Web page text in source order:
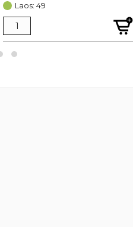
oli:
€ 0,23.
is:
€ 0,17.
Laos: 49